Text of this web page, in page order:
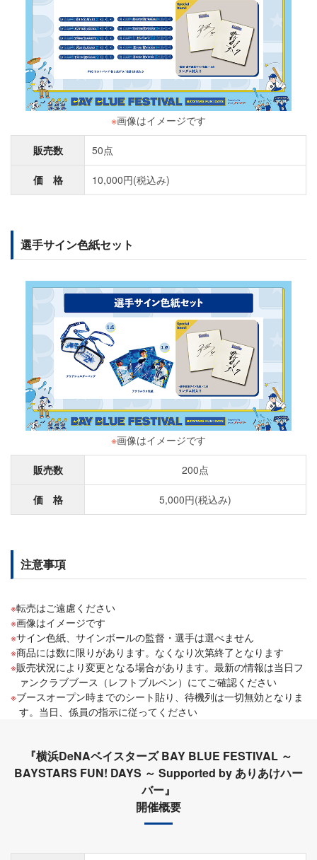
※画像はイメージです
販売数 50点
価 格 10,000円(税込み)
選手サイン色紙セット
※画像はイメージです
販売数 200点
価 格 5,000円(税込み)
注意事項
転売はご遠慮ください
画像はイメージです
サイン色紙、サインボールの監督・選手は選べません
商品には数に限りがあります。なくなり次第終了となります
販売状況により変更となる場合があります。最新の情報は当日フ
ァンクラブブース（レフトブルペン）にてご確認ください
ブースオープン時までのシート貼り、待機列は一切無効となりま
す。当日、係員の指示に従ってください
『横浜DeNAベイスターズ BAY BLUE FESTIVAL ～
BAYSTARS FUN! DAYS ～ Supported by ありあけハー
バー』
開催概要